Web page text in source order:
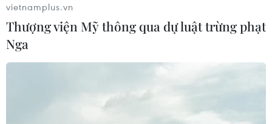
vietnamplus.vn
Thượng viện Mỹ thông qua dự luật trừng phạt
Nga